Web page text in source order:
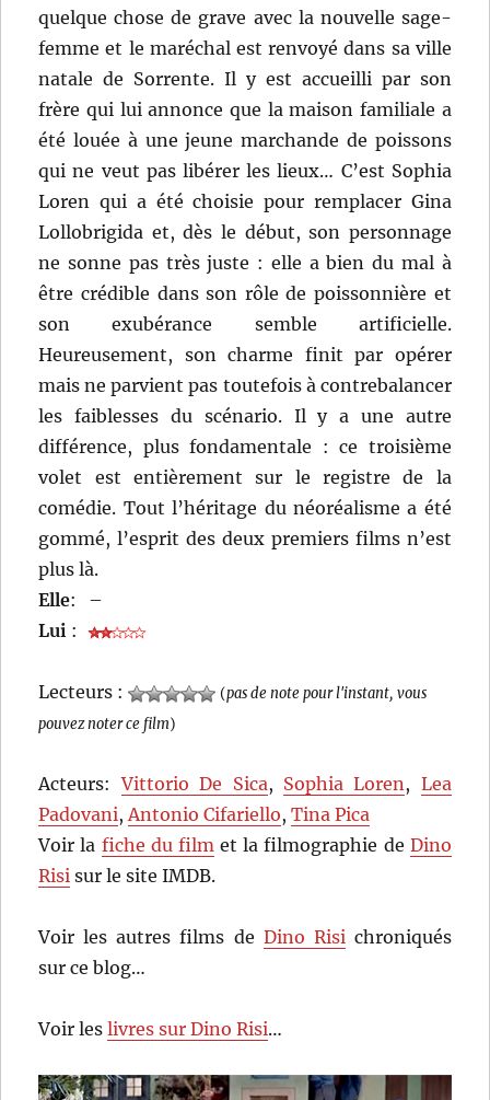
quelque chose de grave avec la nouvelle sage-
femme et le maréchal est renvoyé dans sa ville
natale de Sorrente. Il y est accueilli par son
frère qui lui annonce que la maison familiale a
été louée à une jeune marchande de poissons
qui ne veut pas libérer les lieux… C’est Sophia
Loren qui a été choisie pour remplacer Gina
Lollobrigida et, dès le début, son personnage
ne sonne pas très juste : elle a bien du mal à
être crédible dans son rôle de poissonnière et
son exubérance semble artificielle.
Heureusement, son charme finit par opérer
mais ne parvient pas toutefois à contrebalancer
les faiblesses du scénario. Il y a une autre
différence, plus fondamentale : ce troisième
volet est entièrement sur le registre de la
comédie. Tout l’héritage du néoréalisme a été
gommé, l’esprit des deux premiers films n’est
plus là.
Elle:
–
Lui :
Lecteurs : (pas de note pour l'instant, vous
pouvez noter ce film)
Acteurs:Vittorio De Sica, Sophia Loren, Lea
Padovani,Antonio Cifariello,Tina Pica
Voir la fiche du filmet la filmographie de Dino
Risi sur le site IMDB.
Voir les autres films de Dino Risichroniqués
sur ce blog…
Voir leslivres sur Dino Risi…